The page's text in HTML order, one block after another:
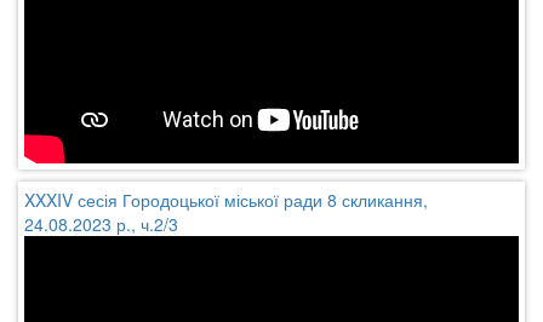
XXXIV сесія Городоцької міської ради 8 скликання,
24.08.2023 р., ч.2/3